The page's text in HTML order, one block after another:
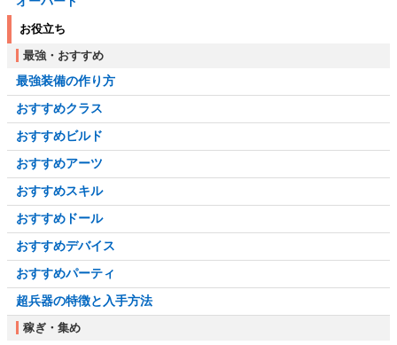
お役立ち
最強・おすすめ
最強装備の作り方
おすすめクラス
おすすめビルド
おすすめアーツ
おすすめスキル
おすすめドール
おすすめデバイス
おすすめパーティ
超兵器の特徴と入手方法
稼ぎ・集め